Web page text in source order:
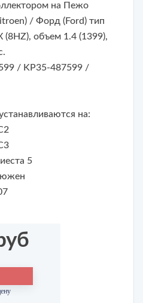
на Пежо
/ Форд (Ford) тип
(8HZ), объем 1.4 (1399),
/ KP35-487599 /
на:
5